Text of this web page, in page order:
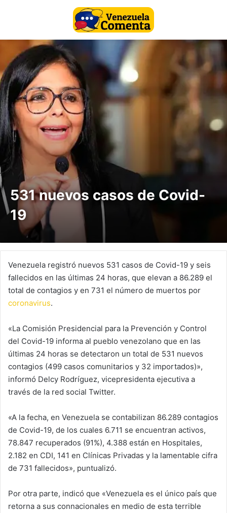
531 nuevos casos de Covid-
19
Venezuela registró nuevos 531 casos de Covid-19 y seis
fallecidos en las últimas 24 horas, que elevan a 86.289 el
total de contagios y en 731 el número de muertos por
coronavirus.
«La Comisión Presidencial para la Prevención y Control
del Covid-19 informa al pueblo venezolano que en las
últimas 24 horas se detectaron un total de 531 nuevos
contagios (499 casos comunitarios y 32 importados)»,
informó Delcy Rodríguez, vicepresidenta ejecutiva a
través de la red social Twitter.
«A la fecha, en Venezuela se contabilizan 86.289 contagios
de Covid-19, de los cuales 6.711 se encuentran activos,
78.847 recuperados (91%), 4.388 están en Hospitales,
2.182 en CDI, 141 en Clínicas Privadas y la lamentable cifra
de 731 fallecidos», puntualizó.
Por otra parte, indicó que «Venezuela es el único país que
retorna a sus connacionales en medio de esta terrible